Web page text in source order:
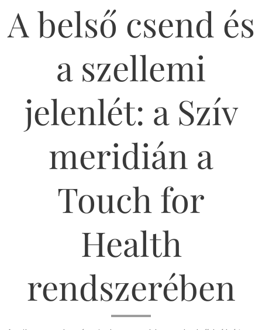
A belső csend és
a szellemi
jelenlét: a Szív
meridián a
Touch for
Health
rendszerében